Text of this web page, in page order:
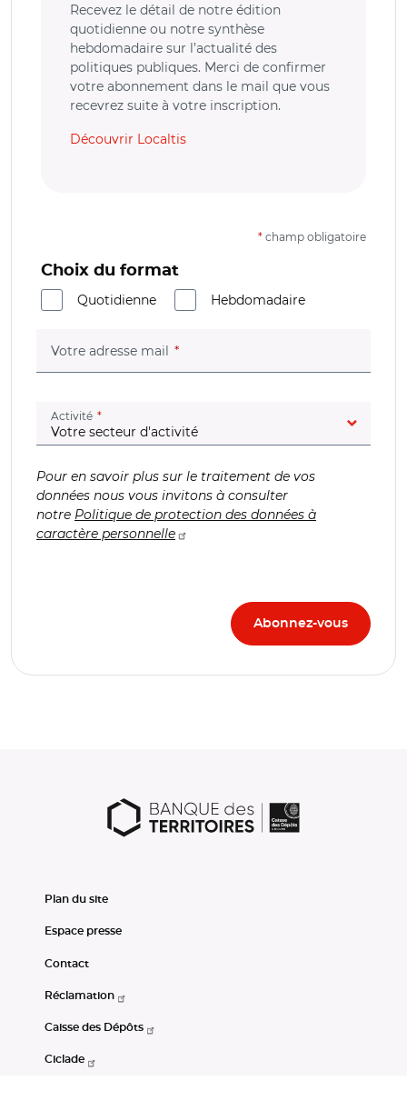
Recevez le détail de notre édition
quotidienne ou notre synthèse
hebdomadaire sur l’actualité des
politiques publiques. Merci de confirmer
votre abonnement dans le mail que vous
recevrez suite à votre inscription.
Découvrir Localtis
* champ obligatoire
Choix du format
Quotidienne
Hebdomadaire
Votre adresse mail (champ obligatoire)
Activité (champ obligatoire)
Pour en savoir plus sur le traitement de vos
données nous vous invitons à consulter
notre Politique de protection des données à
caractère personnelle
Plan du site
Espace presse
Contact
Réclamation
Caisse des Dépôts
Ciclade